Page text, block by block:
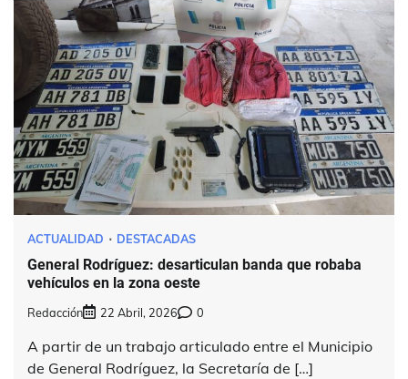
ACTUALIDAD DESTACADAS
General Rodríguez: desarticulan banda que robaba
vehículos en la zona oeste
Redacción 22 Abril, 2026 0
A partir de un trabajo articulado entre el Municipio
de General Rodríguez, la Secretaría de […]